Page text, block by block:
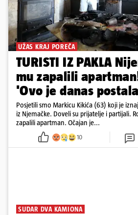
UŽAS KRAJ POREČA
TURISTI IZ PAKLA
mu zapalili
'Ovo je danas
Posjetili smo Markicu Kikića (63) koji je
iz Njemačke. Doveli su prijatelje i partijali.
zapalili apartman. Očajan je...
10
SUDAR DVA KAMIONA